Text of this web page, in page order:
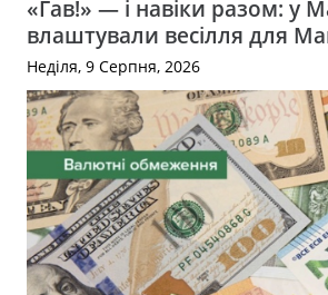
«Гав!» — і навіки разом: у
влаштували весілля для
Неділя, 9 Серпня, 2026